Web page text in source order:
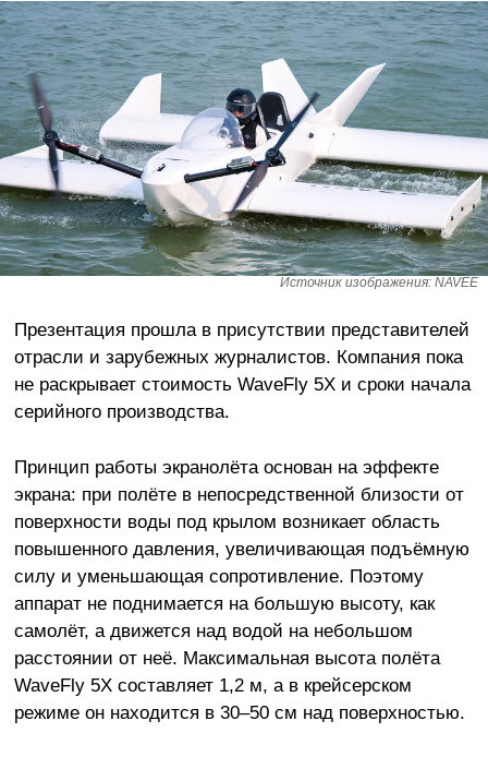
Источник изображения: NAVEE
Презентация прошла в присутствии представителей
отрасли и зарубежных журналистов. Компания пока
не раскрывает стоимость WaveFly 5X и сроки начала
серийного производства.
Принцип работы экранолёта основан на эффекте
экрана: при полёте в непосредственной близости от
поверхности воды под крылом возникает область
повышенного давления, увеличивающая подъёмную
силу и уменьшающая сопротивление. Поэтому
аппарат не поднимается на большую высоту, как
самолёт, а движется над водой на небольшом
расстоянии от неё. Максимальная высота полёта
WaveFly 5X составляет 1,2 м, а в крейсерском
режиме он находится в 30–50 см над поверхностью.